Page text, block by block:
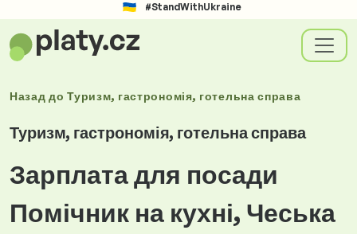
#StandWithUkraine
Назад доТуризм, гастрономія, готельна справа
Туризм, гастрономія, готельна справа
Зарплата для посади
Помічник на кухні, Чеська